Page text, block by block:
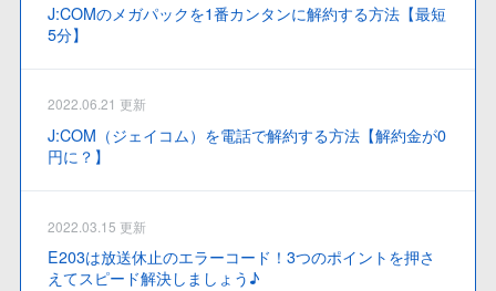
J:COMのメガパックを1番カンタンに解約する方法【最短
5分】
2022.06.21 更新
J:COM（ジェイコム）を電話で解約する方法【解約金が0
円に？】
2022.03.15 更新
E203は放送休止のエラーコード！3つのポイントを押さ
えてスピード解決しましょう♪